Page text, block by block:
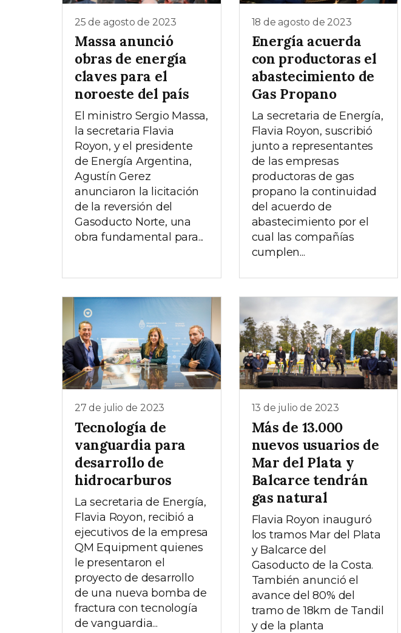
25 de agosto de 2023
Massa anunció
obras de energía
claves para el
noroeste del país
El ministro Sergio Massa,
la secretaria Flavia
Royon, y el presidente
de Energía Argentina,
Agustín Gerez
anunciaron la licitación
de la reversión del
Gasoducto Norte, una
obra fundamental para...
18 de agosto de 2023
Energía acuerda
con productoras el
abastecimiento de
Gas Propano
La secretaria de Energía,
Flavia Royon, suscribió
junto a representantes
de las empresas
productoras de gas
propano la continuidad
del acuerdo de
abastecimiento por el
cual las compañías
cumplen...
27 de julio de 2023
Tecnología de
vanguardia para
desarrollo de
hidrocarburos
La secretaria de Energía,
Flavia Royon, recibió a
ejecutivos de la empresa
QM Equipment quienes
le presentaron el
proyecto de desarrollo
de una nueva bomba de
fractura con tecnología
de vanguardia...
13 de julio de 2023
Más de 13.000
nuevos usuarios de
Mar del Plata y
Balcarce tendrán
gas natural
Flavia Royon inauguró
los tramos Mar del Plata
y Balcarce del
Gasoducto de la Costa.
También anunció el
avance del 80% del
tramo de 18km de Tandil
y de la planta